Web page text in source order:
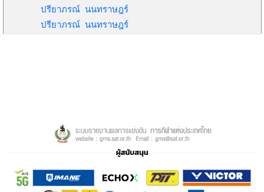
ปรียาภรณ์ นนทราษฎร์
ปรียาภรณ์ นนทราษฎร์